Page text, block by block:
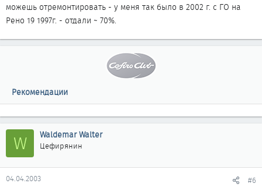
можешь отремонтировать - у меня так было в 2002 г. с ГО на
Рено 19 1997г. - отдали ~ 70%.
Рекомендации
W Waldemar Walter
Цефирянин
04.04.2003 #6